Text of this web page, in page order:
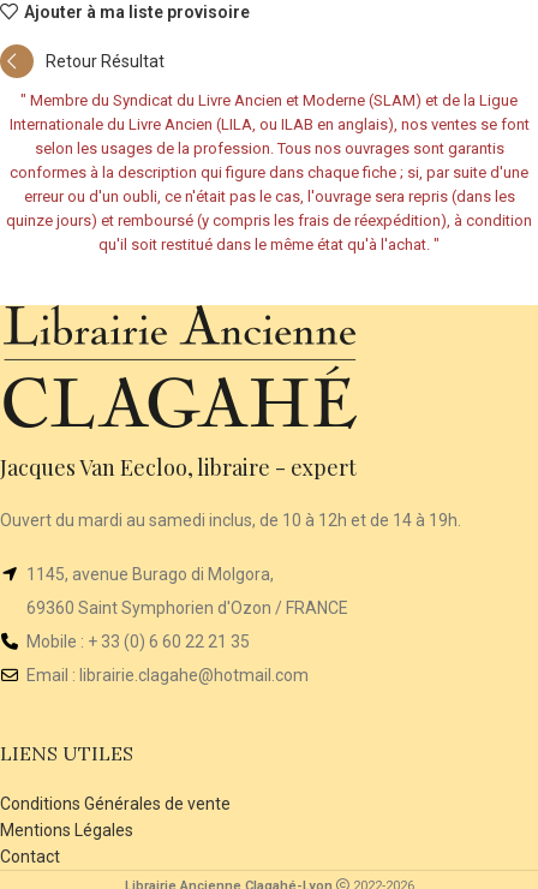
Ajouter à ma liste provisoire
Retour Résultat
" Membre du Syndicat du Livre Ancien et Moderne (SLAM) et de la Ligue
Internationale du Livre Ancien (LILA, ou ILAB en anglais), nos ventes se font
selon les usages de la profession. Tous nos ouvrages sont garantis
conformes à la description qui figure dans chaque fiche ; si, par suite d'une
erreur ou d'un oubli, ce n'était pas le cas, l'ouvrage sera repris (dans les
quinze jours) et remboursé (y compris les frais de réexpédition), à condition
qu'il soit restitué dans le même état qu'à l'achat. "
Jacques Van Eecloo, libraire - expert
Ouvert du mardi au samedi inclus, de 10 à 12h et de 14 à 19h.
1145, avenue Burago di Molgora,
69360 Saint Symphorien d'Ozon / FRANCE
Mobile : + 33 (0) 6 60 22 21 35
Email : librairie .clagahe@hotmail.com
LIENS UTILES
Conditions Générales de vente
Mentions Légales
Contact